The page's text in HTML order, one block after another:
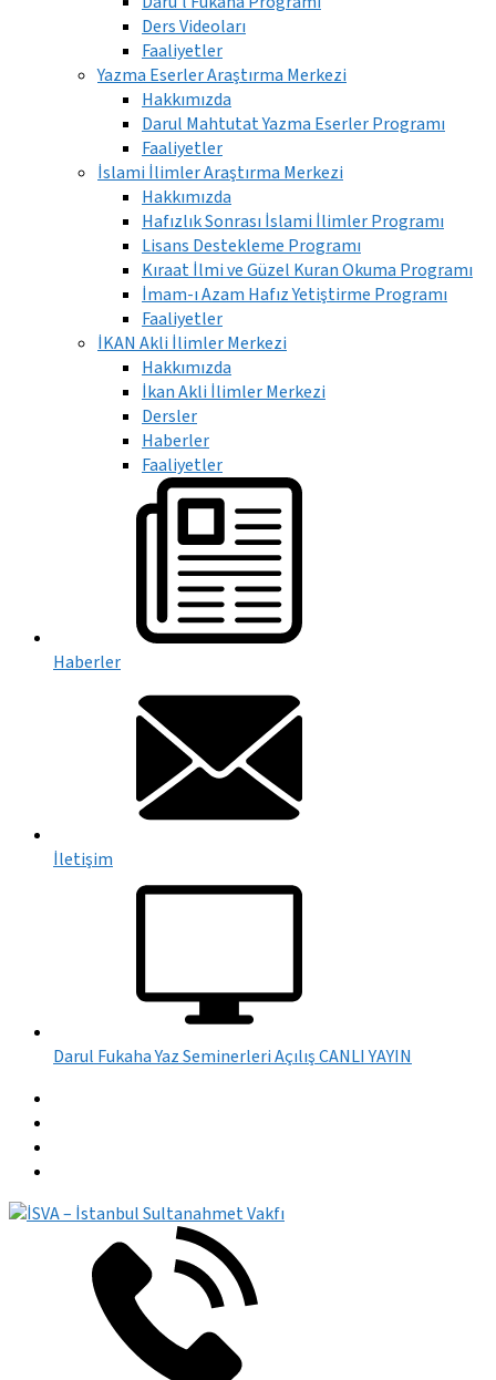
Ders Videoları
Faaliyetler
Yazma Eserler Araştırma Merkezi
Hakkımızda
Darul Mahtutat Yazma Eserler Programı
Faaliyetler
İslami İlimler Araştırma Merkezi
Hakkımızda
Hafızlık Sonrası İslami İlimler Programı
Lisans Destekleme Programı
Kıraat İlmi ve Güzel Kuran Okuma Programı
İmam-ı Azam Hafız Yetiştirme Programı
Faaliyetler
İKAN Akli İlimler Merkezi
Hakkımızda
İkan Akli İlimler Merkezi
Dersler
Haberler
Faaliyetler
Haberler
İletişim
Darul Fukaha Yaz Seminerleri Açılış CANLI YAYIN